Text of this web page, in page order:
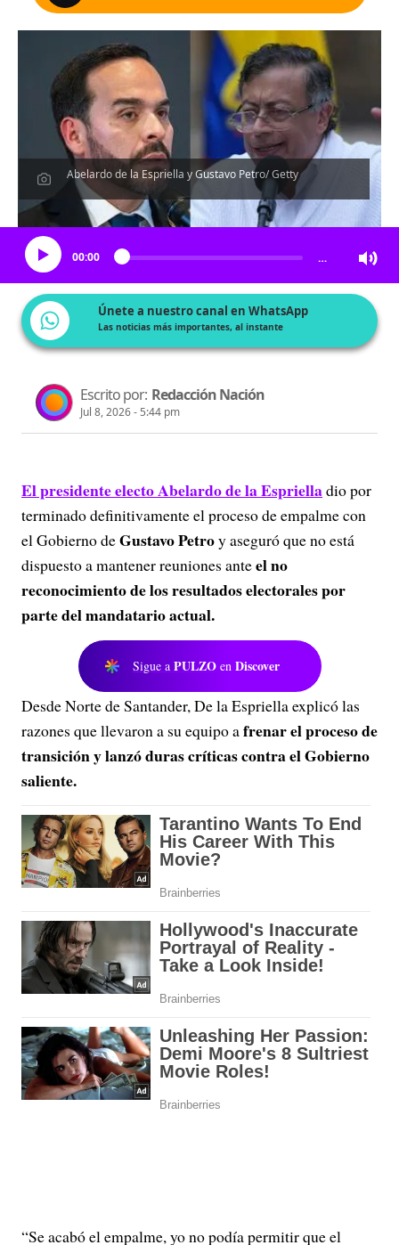
Abelardo de la Espriella y Gustavo Petro/ Getty
Escucha el artículo
00:00 …
Únete a nuestro canal en WhatsApp
Las noticias más importantes, al instante
Escrito por: Redacción Nación
Jul 8, 2026 - 5:44 pm
El presidente electo Abelardo de la Esprielladio por
terminado definitivamente el proceso de empalme con
el Gobierno deGustavo Petroy aseguró que no está
dispuesto a mantener reuniones anteel no
reconocimiento de los resultados electorales por
parte del mandatario actual.
Sigue a PULZO en Discover
Desde Norte de Santander, De la Espriella explicó las
razones que llevaron a su equipo afrenar el proceso de
transición y lanzó duras críticas contra el Gobierno
saliente.
“Se acabó el empalme, yo no podía permitir que el